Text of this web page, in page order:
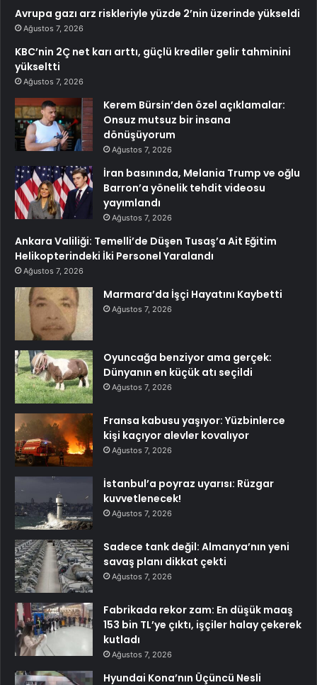
Avrupa gazı arz riskleriyle yüzde 2’nin üzerinde yükseldi
Ağustos 7, 2026
KBC’nin 2Ç net karı arttı, güçlü krediler gelir tahminini
yükseltti
Ağustos 7, 2026
Kerem Bürsin’den özel açıklamalar:
Onsuz mutsuz bir insana
dönüşüyorum
Ağustos 7, 2026
İran basınında, Melania Trump ve oğlu
Barron’a yönelik tehdit videosu
yayımlandı
Ağustos 7, 2026
Ankara Valiliği: Temelli’de Düşen Tusaş’a Ait Eğitim
Helikopterindeki İki Personel Yaralandı
Ağustos 7, 2026
Marmara’da İşçi Hayatını Kaybetti
Ağustos 7, 2026
Oyuncağa benziyor ama gerçek:
Dünyanın en küçük atı seçildi
Ağustos 7, 2026
Fransa kabusu yaşıyor: Yüzbinlerce
kişi kaçıyor alevler kovalıyor
Ağustos 7, 2026
İstanbul’a poyraz uyarısı: Rüzgar
kuvvetlenecek!
Ağustos 7, 2026
Sadece tank değil: Almanya’nın yeni
savaş planı dikkat çekti
Ağustos 7, 2026
Fabrikada rekor zam: En düşük maaş
153 bin TL’ye çıktı, işçiler halay çekerek
kutladı
Ağustos 7, 2026
Hyundai Kona’nın Üçüncü Nesli